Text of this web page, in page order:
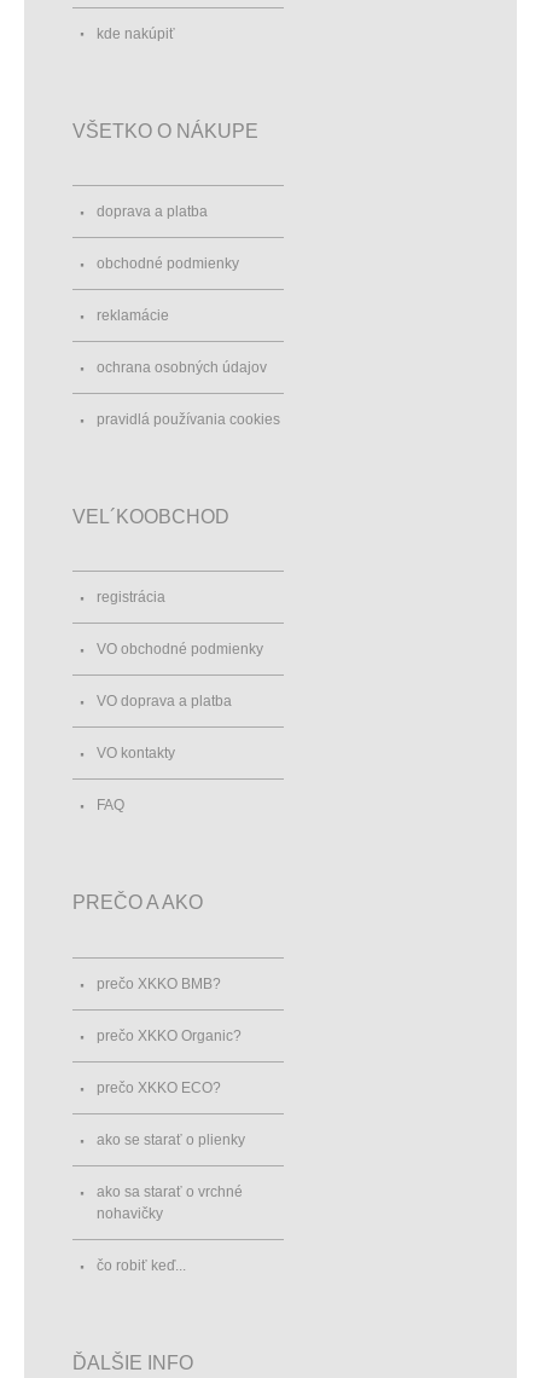
kde nakúpiť
VŠETKO O NÁKUPE
doprava a platba
obchodné podmienky
reklamácie
ochrana osobných údajov
pravidlá používania cookies
VEL´KOOBCHOD
registrácia
VO obchodné podmienky
VO doprava a platba
VO kontakty
FAQ
PREČO A AKO
prečo XKKO BMB?
prečo XKKO Organic?
prečo XKKO ECO?
ako se starať o plienky
ako sa starať o vrchné
nohavičky
čo robiť keď...
ĎALŠIE INFO